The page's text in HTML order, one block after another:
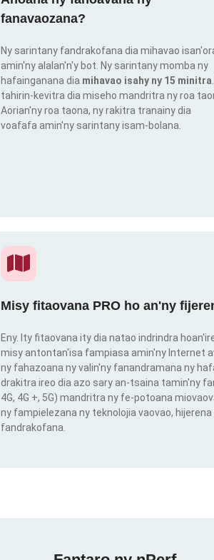
fanavaozana?
Ny sarintany fandrakofana dia mihavao
amin'ny alalan'n'y bot. Ny sarintany momba ny
hafainganana dia mihavao isahy ny 15 minitra
tahirin-kevitra dia miseho mandritra ny roa
Aorian'ny roa taona, ny rakitra tranainy dia
voafafa amin'ny sarintany isam-bolana.
Misy fitaovana PRO ho an'ny
Eny. Ity fitaovana ity dia natao indrindra
misy antontan'isa fampiasa amin'ny Internet
ny fahazoana ny valin'ny fanandramana ny
drakitra ireo dia azo sary an-tsaina tamin'ny
4G, 4G +, 5G) mandritra ny fe-potoana
ny fampielezana ny teknolojia vaovao,
fandrakofana.